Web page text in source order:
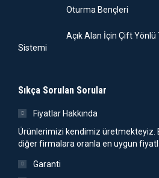
Oturma Bençleri
Açık Alan İçin Çift Yönlü
Sistemi
Sıkça Sorulan Sorular
Fiyatlar Hakkında
Ürünlerimizi kendimiz üretmekteyiz.
diğer firmalara oranla en uygun
Garanti